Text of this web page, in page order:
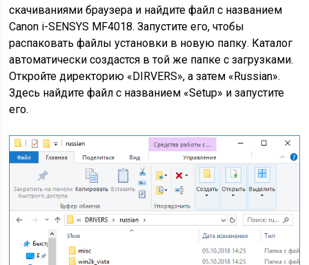
скачиваниями браузера и найдите файл с названием
Canon i-SENSYS MF4018. Запустите его, чтобы
распаковать файлы установки в новую папку. Каталог
автоматически создастся в той же папке с загрузками.
Откройте директорию «DIRVERS», а затем «Russian».
Здесь найдите файл с названием «Setup» и запустите
его.